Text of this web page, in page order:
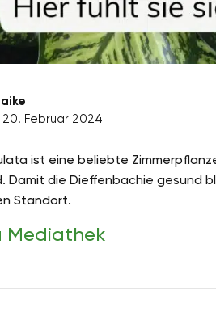
Februar 2024
ist eine beliebte
Damit die Dieffenbachie gesund
Standort.
Mediathek